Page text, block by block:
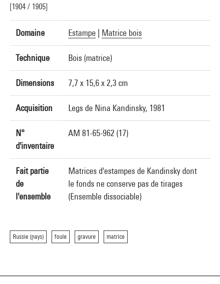
[1904 / 1905]
Domaine Estampe Matrice bois
Technique Bois (matrice)
Dimensions 7,7 x 15,6 x 2,3 cm
Acquisition Legs de Nina Kandinsky, 1981
N°
d'inventaire
AM 81-65-962 (17)
Fait partie
de
l'ensemble
Matrices d'estampes de Kandinsky dont
le fonds ne conserve pas de tirages
(Ensemble dissociable)
Russie (pays) foule gravure matrice